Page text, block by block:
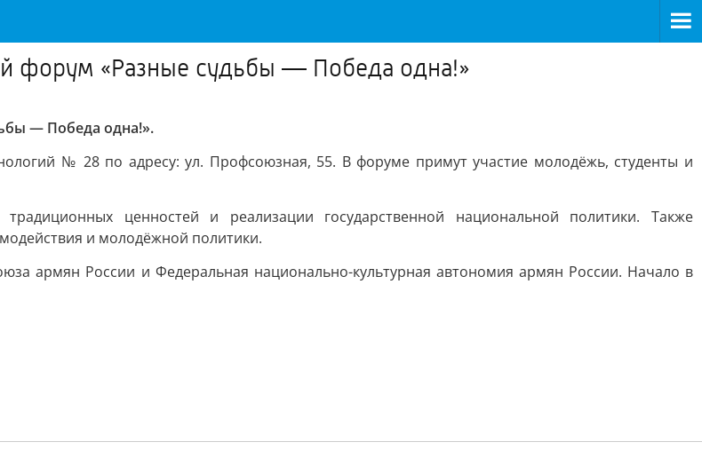
форум «Разные судьбы — Победа одна!»
— Победа одна!».
№ 28 по адресу: ул. Профсоюзная, 55. В форуме примут участие молодёжь, студенты и
ценностей и реализации государственной национальной политики. Также
и молодёжной политики.
армян России и Федеральная национально-культурная автономия армян России. Начало в